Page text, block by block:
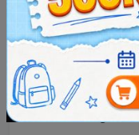
Với những khách
Laptop cũ Cần
- Vui lòng góp ý
lòng với sự chăm
- Và nếu còn điều
nói với chúng tôi